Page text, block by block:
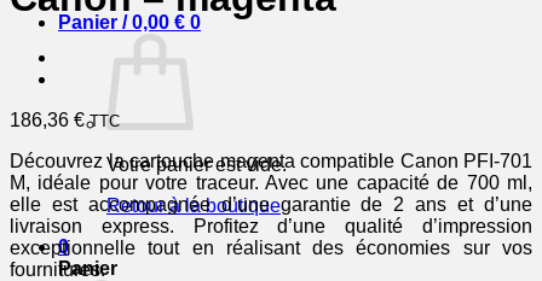
Panier /0,00 € 0
Votre panier est vide.
Retour à la boutique
0
Panier
186,36 € TTC
Découvrez la cartouche magenta compatible Canon PFI-701
M, idéale pour votre traceur. Avec une capacité de 700 ml,
elle est accompagnée d’une garantie de 2 ans et d’une
livraison express. Profitez d’une qualité d’impression
exceptionnelle tout en réalisant des économies sur vos
fournitures.